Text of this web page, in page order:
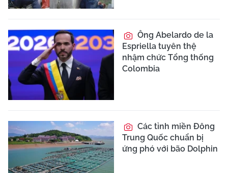
Ông Abelardo de la
Espriella tuyên thệ
nhậm chức Tổng thống
Colombia
Các tỉnh miền Đông
Trung Quốc chuẩn bị
ứng phó với bão Dolphin